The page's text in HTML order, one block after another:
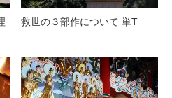
救世の３部作について 単T